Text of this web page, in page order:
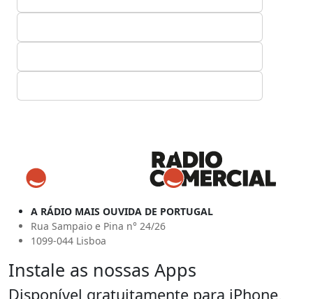
A RÁDIO MAIS OUVIDA DE PORTUGAL
Rua Sampaio e Pina n° 24/26
1099-044 Lisboa
Instale as nossas Apps
Disponível gratuitamente para iPhone,